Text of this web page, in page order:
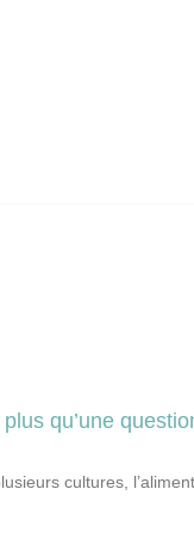
qu’une
cultures,